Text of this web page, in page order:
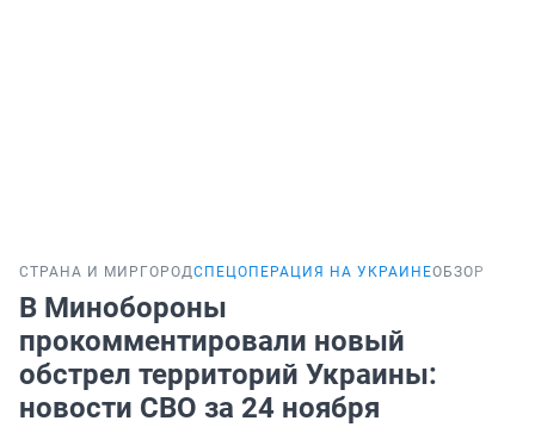
СТРАНА И МИР ГОРОДСПЕЦОПЕРАЦИЯ НА УКРАИНЕОБЗОР
В Минобороны
прокомментировали новый
обстрел территорий Украины:
новости СВО за 24 ноября